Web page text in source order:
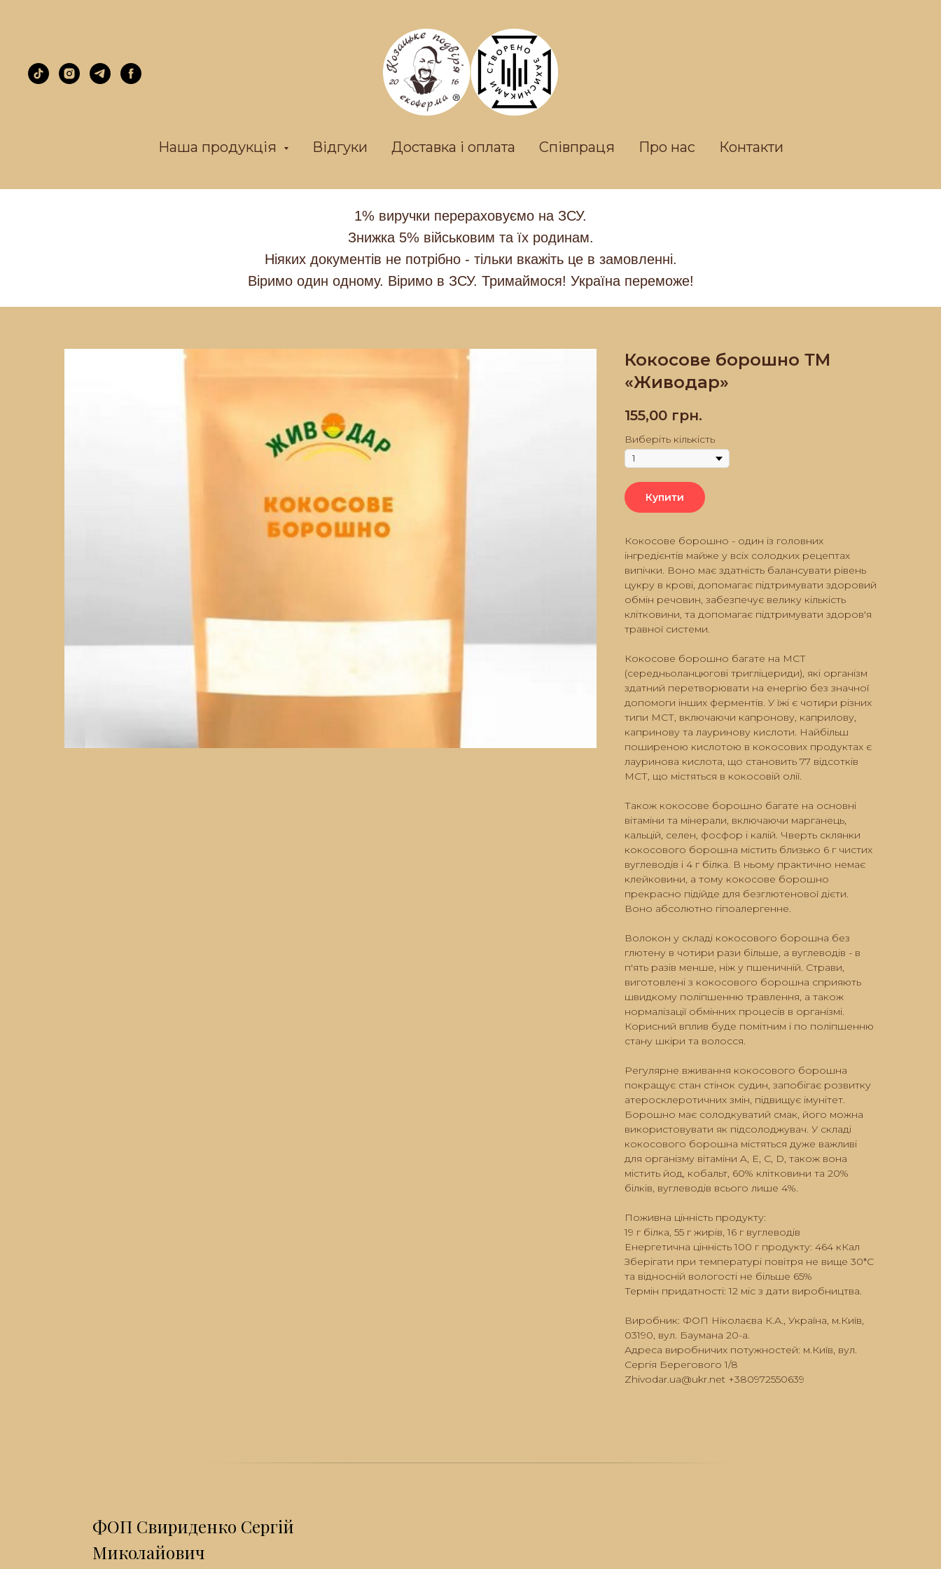
Наша продукція Відгуки Доставка і оплата Співпраця Про нас Контакти
1% виручки перераховуємо на ЗСУ.
Знижка 5% військовим та їх родинам.
Ніяких документів не потрібно - тільки вкажіть це в замовленні.
Віримо один одному. Віримо в ЗСУ. Тримаймося! Україна переможе!
Кокосове борошно ТМ
«Живодар»
155,00 грн.
Виберіть кількість
Купити
Кокосове борошно - один із головних
інгредієнтів майже у всіх солодких рецептах
випічки. Воно має здатність балансувати рівень
цукру в крові, допомагає підтримувати здоровий
обмін речовин, забезпечує велику кількість
клітковини, та допомагає підтримувати здоров'я
травної системи.
Кокосове борошно багате на МСТ
(середньоланцюгові тригліцериди), які організм
здатний перетворювати на енергію без значної
допомоги інших ферментів. У їжі є чотири різних
типи МСТ, включаючи капронову, каприлову,
капринову та лауринову кислоти. Найбільш
поширеною кислотою в кокосових продуктах є
лауринова кислота, що становить 77 відсотків
МСТ, що містяться в кокосовій олії.
Також кокосове борошно багате на основні
вітаміни та мінерали, включаючи марганець,
кальцій, селен, фосфор і калій. Чверть склянки
кокосового борошна містить близько 6 г чистих
вуглеводів і 4 г білка. В ньому практично немає
клейковини, а тому кокосове борошно
прекрасно підійде для безглютенової дієти.
Воно абсолютно гіпоалергенне.
Волокон у складі кокосового борошна без
глютену в чотири рази більше, а вуглеводів - в
п'ять разів менше, ніж у пшеничній. Страви,
виготовлені з кокосового борошна сприяють
швидкому поліпшенню травлення, а також
нормалізації обмінних процесів в організмі.
Корисний вплив буде помітним і по поліпшенню
стану шкіри та волосся.
Регулярне вживання кокосового борошна
покращує стан стінок судин, запобігає розвитку
атеросклеротичних змін, підвищує імунітет.
Борошно має солодкуватий смак, його можна
використовувати як підсолоджувач. У складі
кокосового борошна містяться дуже важливі
для організму вітаміни A, E, C, D, також вона
містить йод, кобальт, 60% клітковини та 20%
білків, вуглеводів всього лише 4%.
Поживна цінність продукту:
19 г білка, 55 г жирів, 16 г вуглеводів
Енергетична цінність 100 г продукту: 464 кКал
Зберігати при температурі повітря не вище 30*С
та відносній вологості не більше 65%
Термін придатності: 12 міс з дати виробництва.
Виробник: ФОП Ніколаєва К.А., Україна, м.Київ,
03190, вул. Баумана 20-а.
Адреса виробничих потужностей: м.Київ, вул.
Сергія Берегового 1/8
Zhivodar.ua@ukr.net +380972550639
ФОП Свириденко Сергій
Миколайович